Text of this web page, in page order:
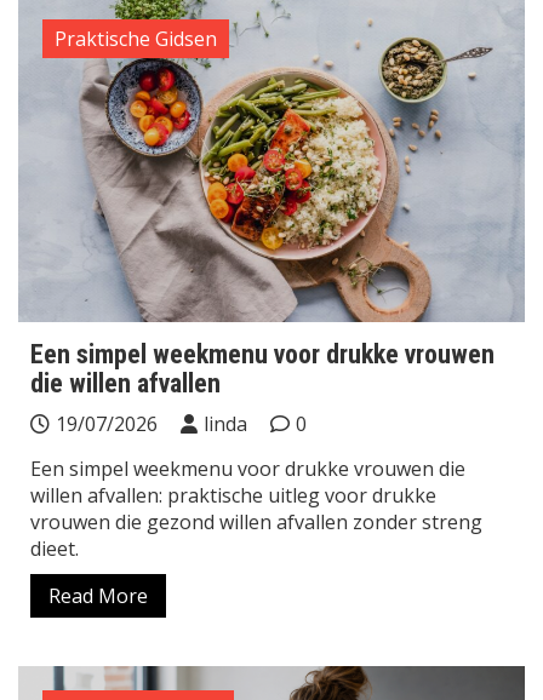
Praktische Gidsen
Een simpel weekmenu voor drukke vrouwen
die willen afvallen
19/07/2026 linda
0
Een simpel weekmenu voor drukke vrouwen die
willen afvallen: praktische uitleg voor drukke
vrouwen die gezond willen afvallen zonder streng
dieet.
Read More